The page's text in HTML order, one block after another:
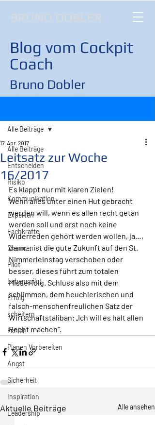
BRUNO DOBLER
Blog vom Cockpit
Coach
Bruno Dobler
Alle Beiträge
Entscheiden
Risiko
Kommunikation
Experten
Fachkräfte
Chancen
Pilot
Lebenspilot
Erfolg
scheitern
Fehler
Planen Vorbereiten
Angst
Sicherheit
Inspiration
Leadership
Alle Beiträge
Leitsatz zur Woche
16/2017
17. Apr. 2017
Es klappt nur mit klaren Zielen!
Wenn alles unter einen Hut gebracht
werden will, wenn es allen recht getan
werden soll und erst noch keine
Widerreden gehört werden wollen, ja…,
dann… ist die gute Zukunft auf den St.
Nimmerleinstag verschoben oder
besser, dieses führt zum totalen
Misserfolg. Schluss also mit dem
schlimmen, dem heuchlerischen und
falsch-menschenfreulichen Satz der
Wirtschaftstaliban: „Ich will es halt allen
Recht machen“.
Aktuelle Beiträge Alle ansehen